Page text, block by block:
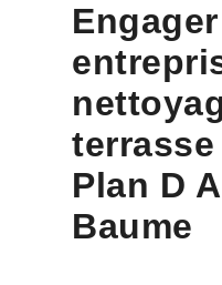
Plan D
Baume